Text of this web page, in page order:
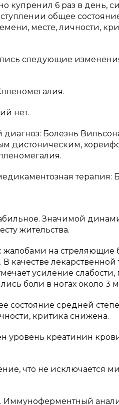
купренил 6 раз в день,
общее
месте, личности,
следующие
нет.
Болезнь
дистоническим,
терапия:
Значимой
жительства.
на стреляющие
качестве лекарственной
усиление
боли в ногах около 3
средней
критика снижена.
уровень креатинин
что не исключается
Иммуноферментный